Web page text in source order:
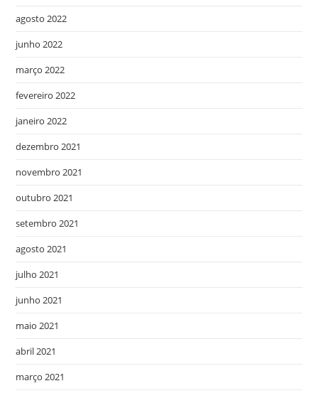
agosto 2022
junho 2022
março 2022
fevereiro 2022
janeiro 2022
dezembro 2021
novembro 2021
outubro 2021
setembro 2021
agosto 2021
julho 2021
junho 2021
maio 2021
abril 2021
março 2021